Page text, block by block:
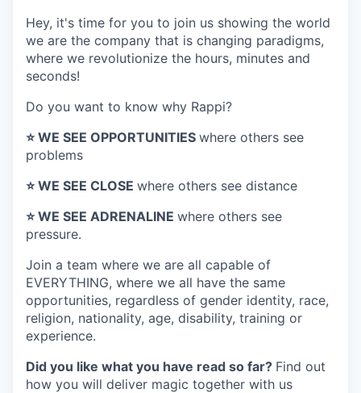
Hey, it's time for you to join us showing the world
we are the company that is changing paradigms,
where we revolutionize the hours, minutes and
seconds!
Do you want to know why Rappi?
⭐️ WE SEE OPPORTUNITIES where others see
problems
⭐️ WE SEE CLOSE where others see distance
⭐️ WE SEE ADRENALINE where others see
pressure.
Join a team where we are all capable of
EVERYTHING, where we all have the same
opportunities, regardless of gender identity, race,
religion, nationality, age, disability, training or
experience.
Did you like what you have read so far? Find out
how you will deliver magic together with us